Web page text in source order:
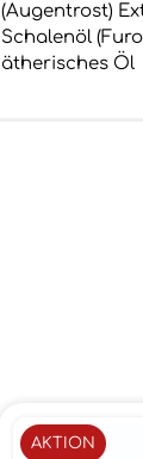
(Augentrost)
Schalenöl
ätherisches Öl
AKTION